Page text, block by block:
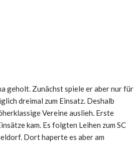
geholt. Zunächst spiele er aber nur für
dreimal zum Einsatz. Deshalb
Vereine auslieh. Erste
kam. Es folgten Leihen zum SC
Dort haperte es aber am